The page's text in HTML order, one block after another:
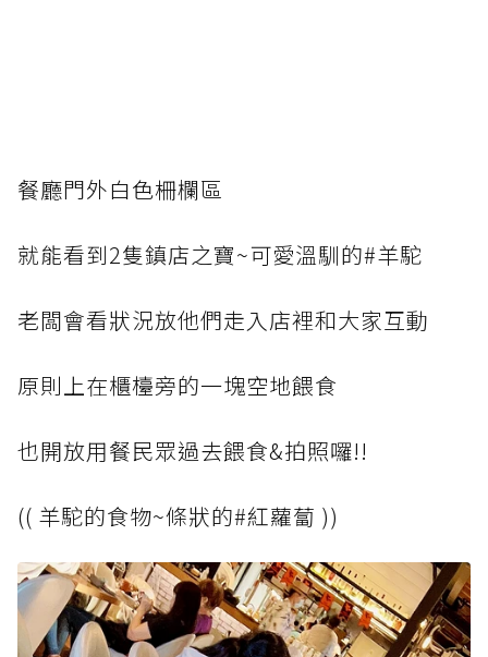
餐廳門外白色柵欄區
就能看到2️隻鎮店之寶~可愛溫馴的#羊駝
老闆會看狀況放他們走入店裡和大家互動
原則上在櫃檯旁的一塊空地餵食
也開放用餐民眾過去餵食&拍照囉!!
(( 羊駝的食物~條狀的#紅蘿蔔 ))